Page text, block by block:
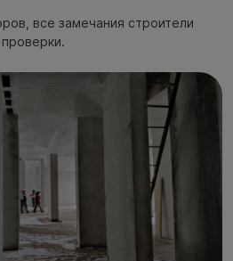
все замечания строители